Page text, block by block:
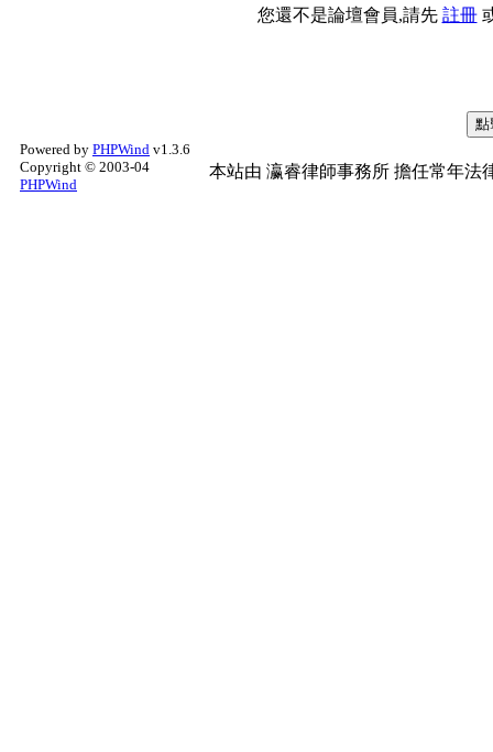
您還不是論壇會員,請先 註冊
Powered by PHPWind v1.3.6
Copyright © 2003-04
PHPWind
本站由 瀛睿律師事務所 擔任常年法